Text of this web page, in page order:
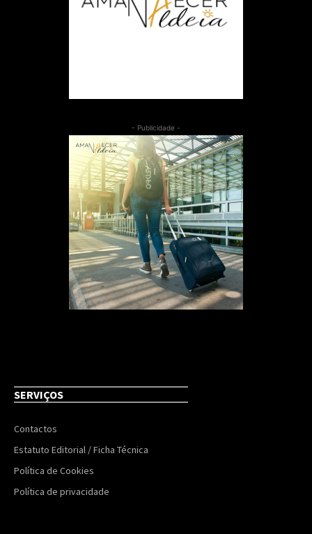
- Publicidade -
SERVIÇOS
Contactos
Estatuto Editorial / Ficha Técnica
Política de Cookies
Política de privacidade